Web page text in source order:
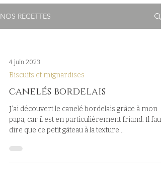
NOS RECETTES
4 juin 2023
Biscuits et mignardises
canelés bordelais
J’ai découvert le canelé bordelais grâce à mon
papa, car il est en particulièrement friand. Il faut
dire que ce petit gâteau à la texture...